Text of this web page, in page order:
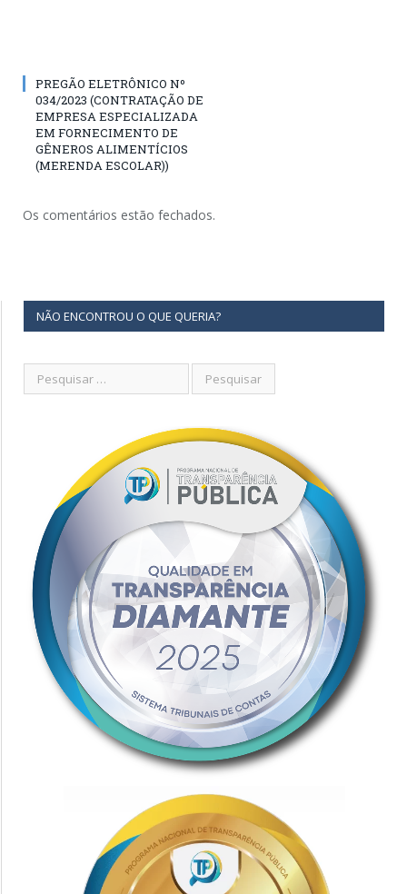
PREGÃO ELETRÔNICO Nº
034/2023 (CONTRATAÇÃO DE
EMPRESA ESPECIALIZADA
EM FORNECIMENTO DE
GÊNEROS ALIMENTÍCIOS
(MERENDA ESCOLAR))
Os comentários estão fechados.
NÃO ENCONTROU O QUE QUERIA?